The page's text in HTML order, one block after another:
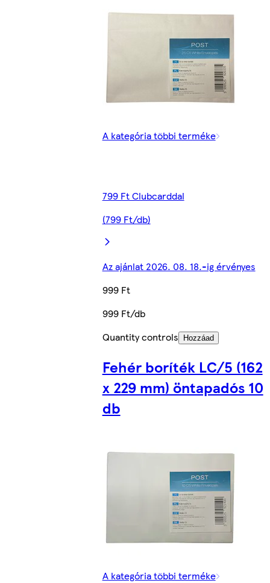
A kategória többi terméke
799 Ft Clubcarddal
(799 Ft/db)
Az ajánlat 2026. 08. 18.-ig érvényes
999 Ft
999 Ft/db
Quantity controls
Hozzáad
Fehér boríték LC/5 (162
x 229 mm) öntapadós 10
db
A kategória többi terméke